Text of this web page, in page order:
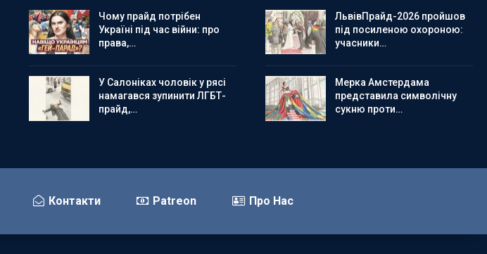
Чому прайд потрібен
Україні під час війни: про
права,…
У Салоніках чоловік у рясі
намагався зупинити ЛГБТ-
прайд,…
ЛьвівПрайд-2026 пройшов
під посиленою охороною:
учасники…
Мерка Амстердама
представила символічну
сукню проти…
Контакти Patreon Про Нас